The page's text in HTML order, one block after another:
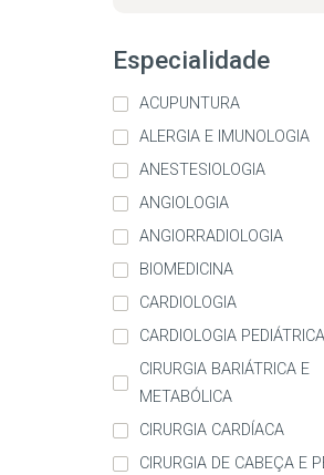
Especialidade
ACUPUNTURA
ALERGIA E IMUNOLOGIA
ANESTESIOLOGIA
ANGIOLOGIA
ANGIORRADIOLOGIA
BIOMEDICINA
CARDIOLOGIA
CARDIOLOGIA PEDIÁTRICA
CIRURGIA BARIÁTRICA E
METABÓLICA
CIRURGIA CARDÍACA
CIRURGIA DE CABEÇA E